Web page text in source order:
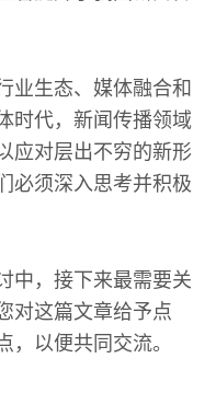
业生态、媒体融合和
时代，新闻传播领域
应对层出不穷的新形
必须深入思考并积极
中，接下来最需要关
对这篇文章给予点
，以便共同交流。